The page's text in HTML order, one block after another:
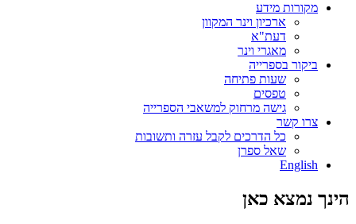
מקורות מידע
ארכיון וינר המקוון
דעת"א
מאגרי וינר
ביקור בספרייה
שעות פתיחה
טפסים
גישה מרחוק למשאבי הספרייה
צרו קשר
כל הדרכים לקבל עזרה ותשובות
שאל ספרן
English
הינך נמצא כאן